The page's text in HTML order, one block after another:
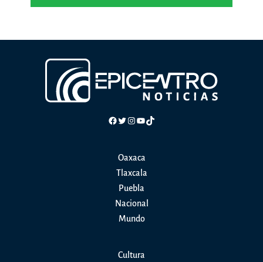
Facebook
Twitter
Instagram
YouTube
TikTok
Oaxaca
Tlaxcala
Puebla
Nacional
Mundo
Cultura